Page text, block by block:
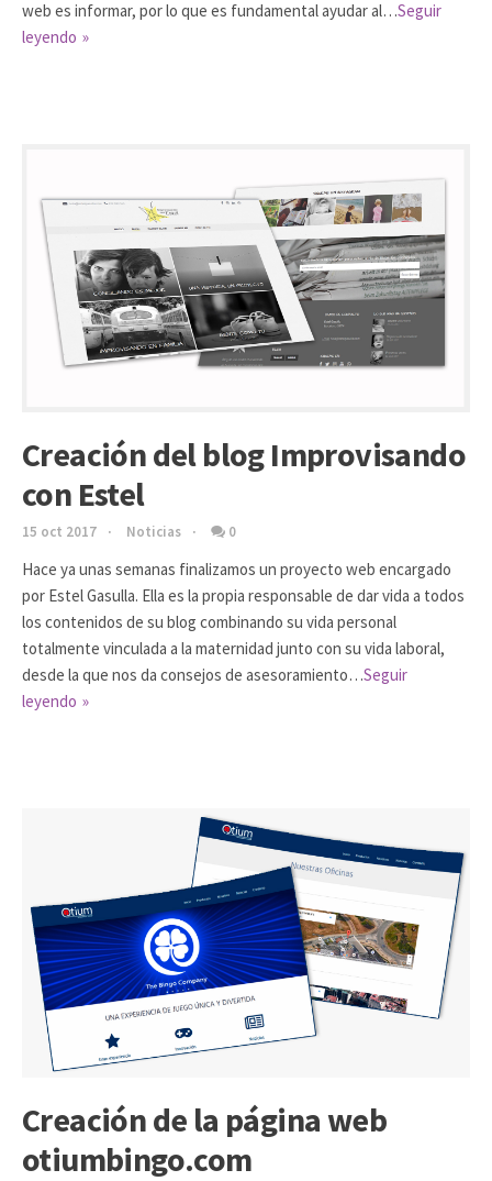
web es informar, por lo que es fundamental ayudar al…Seguir
leyendo
Creación del blog Improvisando
con Estel
15 oct 2017 Noticias 0
Hace ya unas semanas finalizamos un proyecto web encargado
por Estel Gasulla. Ella es la propia responsable de dar vida a todos
los contenidos de su blog combinando su vida personal
totalmente vinculada a la maternidad junto con su vida laboral,
desde la que nos da consejos de asesoramiento…Seguir
leyendo
Creación de la página web
otiumbingo.com